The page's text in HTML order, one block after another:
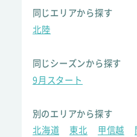
同じエリアから探す
北陸
同じシーズンから探す
9月スタート
別のエリアから探す
北海道
東北 甲信越